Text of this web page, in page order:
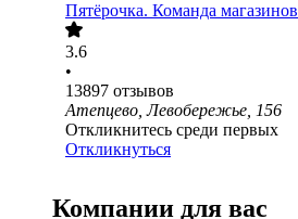
Пятёрочка. Команда магазинов
3.6
•
13897 отзывов
Атепцево, Левобережье, 156
Откликнитесь среди первых
Откликнуться
Компании для вас